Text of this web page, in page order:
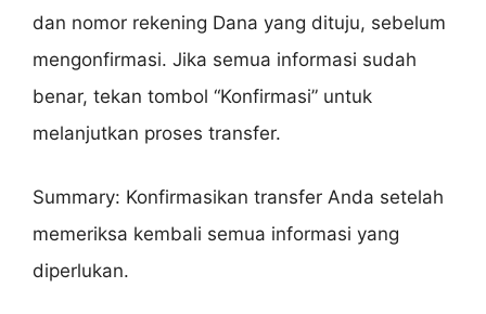
dan nomor rekening Dana yang dituju, sebelum
mengonfirmasi. Jika semua informasi sudah
benar, tekan tombol “Konfirmasi” untuk
melanjutkan proses transfer.
Summary: Konfirmasikan transfer Anda setelah
memeriksa kembali semua informasi yang
diperlukan.